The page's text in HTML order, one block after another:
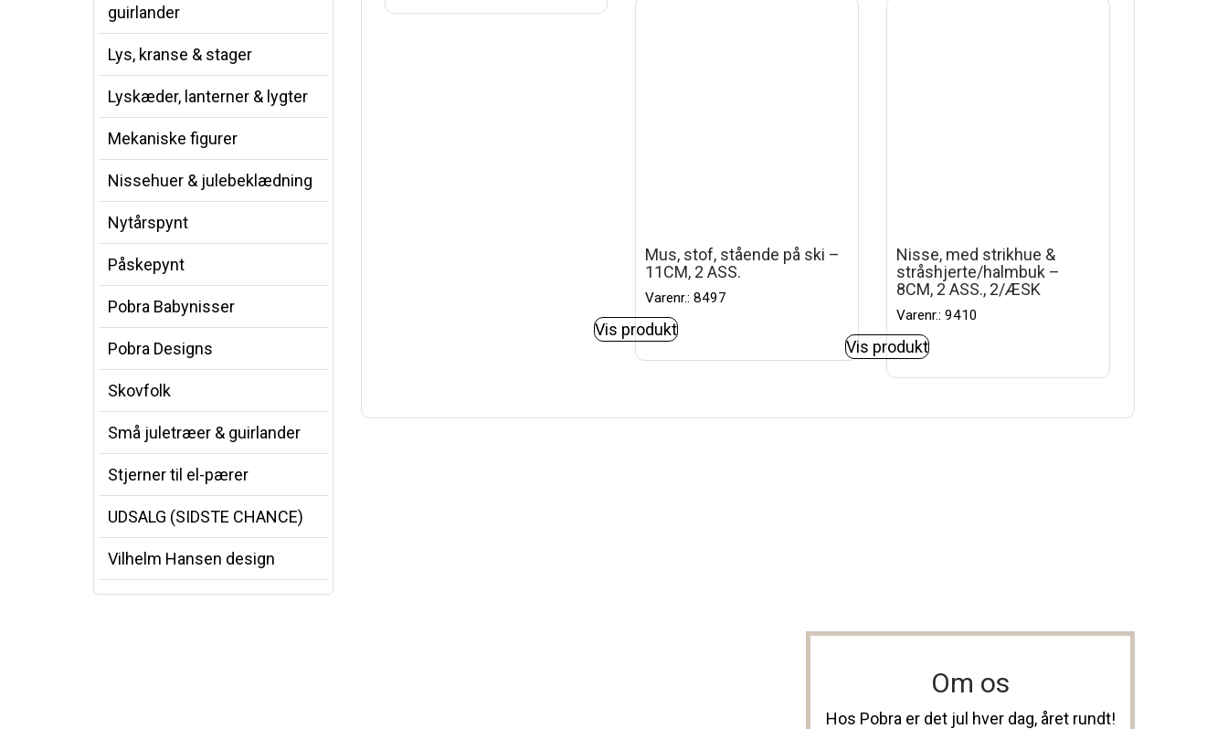
guirlander
Lys, kranse & stager
Lyskæder, lanterner & lygter
Mekaniske figurer
Nissehuer & julebeklædning
Nytårspynt
Påskepynt
Pobra Babynisser
Pobra Designs
Skovfolk
Små juletræer & guirlander
Stjerner til el-pærer
UDSALG (SIDSTE CHANCE)
Vilhelm Hansen design
Mus, stof, stående på ski –
11CM, 2 ASS.
Varenr.: 8497
Vis produkt
Nisse, med strikhue &
stråshjerte/halmbuk –
8CM, 2 ASS., 2/ÆSK
Varenr.: 9410
Vis produkt
Om os
Hos Pobra er det jul hver dag, året rundt!